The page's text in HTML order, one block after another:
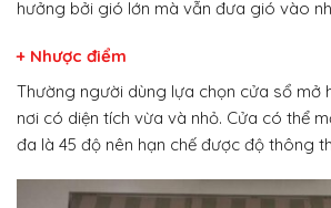
hưởng bởi gió lớn mà vẫn đưa gió vào
+ Nhược điểm
Thường người dùng lựa chọn cửa sổ mở
nơi có diện tích vừa và nhỏ. Cửa có thể
đa là 45 độ nên hạn chế được độ thông